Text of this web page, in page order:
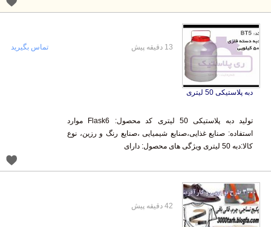
دبه پلاستیکی 50 لیتری
تولید دبه پلاستیکی 50 لیتری کد محصول: Flask6 موارد
استفاده: صنایع غذایی،صنایع شیمیایی ،صنایع رنگ و رزین، نوع
کالا:دبه 50 لیتری ویژگی های محصول: دارای
13 دقیقه پیش تماس بگیرید
42 دقیقه پیش